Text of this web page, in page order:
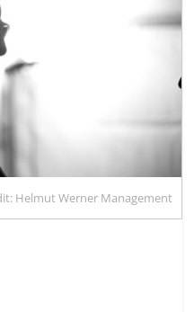
Helmut Werner Management